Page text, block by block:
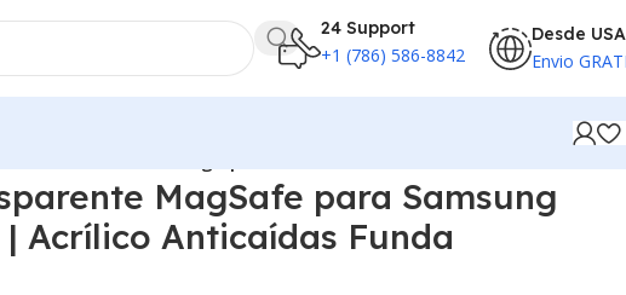
24 Support
+1 (786) 586-8842
Desde USA
Envio
Funda Antigolpes
MagSafe para Samsung
| Acrílico Anticaídas Funda